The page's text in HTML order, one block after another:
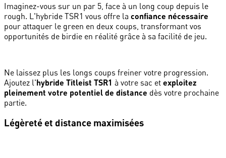
Imaginez-vous sur un par 5, face à un long coup depuis le
rough. L'hybride TSR1 vous offre la confiance nécessaire
pour attaquer le green en deux coups, transformant vos
opportunités de birdie en réalité grâce à sa facilité de jeu.
Ne laissez plus les longs coups freiner votre progression.
Ajoutez l'hybride Titleist TSR1 à votre sac et exploitez
pleinement votre potentiel de distance dès votre prochaine
partie.
Légèreté et distance maximisées